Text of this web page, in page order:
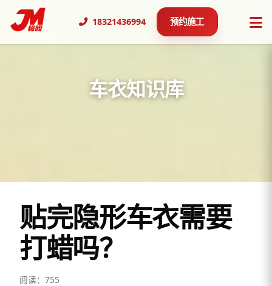
18321436994 预约施工
车衣知识库
贴完隐形车衣需要
打蜡吗？
阅读：755